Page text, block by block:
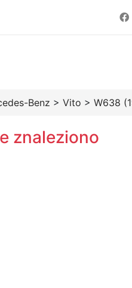
Benz > Vito > W638
znaleziono